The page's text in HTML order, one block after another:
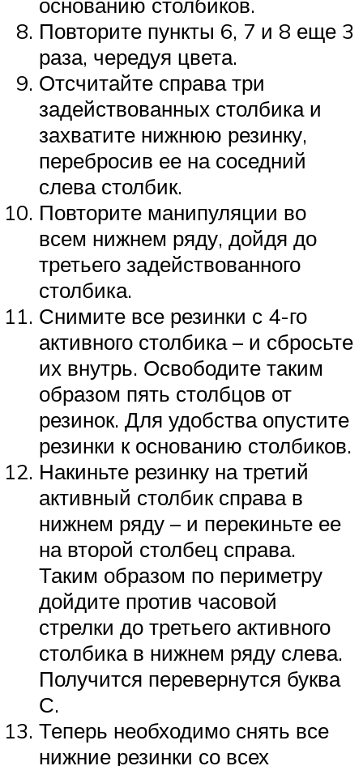
основанию столбиков.
Повторите пункты 6, 7 и 8 еще 3
раза, чередуя цвета.
Отсчитайте справа три
задействованных столбика и
захватите нижнюю резинку,
перебросив ее на соседний
слева столбик.
Повторите манипуляции во
всем нижнем ряду, дойдя до
третьего задействованного
столбика.
Снимите все резинки с 4-го
активного столбика – и сбросьте
их внутрь. Освободите таким
образом пять столбцов от
резинок. Для удобства опустите
резинки к основанию столбиков.
Накиньте резинку на третий
активный столбик справа в
нижнем ряду – и перекиньте ее
на второй столбец справа.
Таким образом по периметру
дойдите против часовой
стрелки до третьего активного
столбика в нижнем ряду слева.
Получится перевернутся буква
С.
Теперь необходимо снять все
нижние резинки со всех